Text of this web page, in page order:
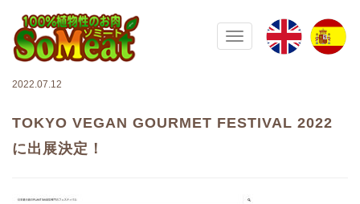
Toggle navigation
100%植物性の大豆ミート ソミ
2022.07.12
TOKYO VEGAN GOURMET FESTIVAL 2022
に出展決定！